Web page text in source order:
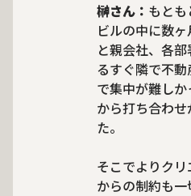
榊さん： もと
ビルの中に数
と親会社、各
るすぐ隣で不
で集中が難し
から打ち合わ
た。
そこでよりク
からの制約も一